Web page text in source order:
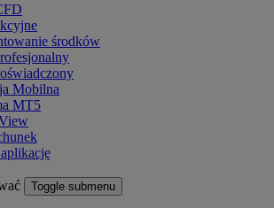
środków
Mobilna
MT5
Toggle submenu